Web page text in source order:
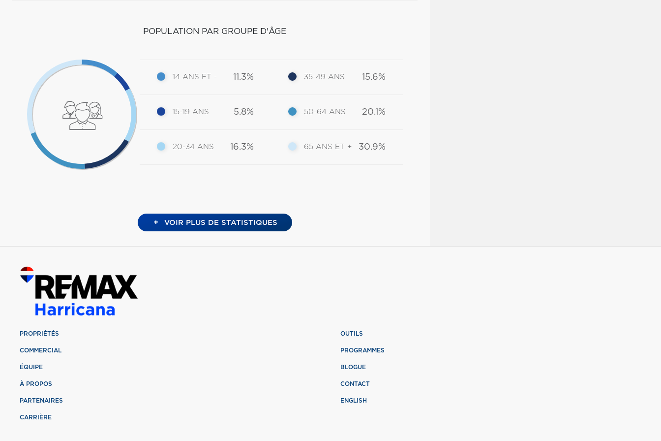
POPULATION PAR GROUPE D'ÂGE
14 ANS ET - 11.3%
15-19 ANS 5.8%
20-34 ANS 16.3%
35-49 ANS 15.6%
50-64 ANS 20.1%
65 ANS ET + 30.9%
+ VOIR PLUS DE STATISTIQUES
PROPRIÉTÉS
COMMERCIAL
ÉQUIPE
À PROPOS
PARTENAIRES
CARRIÈRE
OUTILS
PROGRAMMES
BLOGUE
CONTACT
ENGLISH